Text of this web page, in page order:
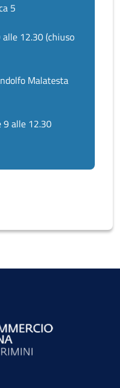
5
12.30 (chiuso
Malatesta
9 alle 12.30